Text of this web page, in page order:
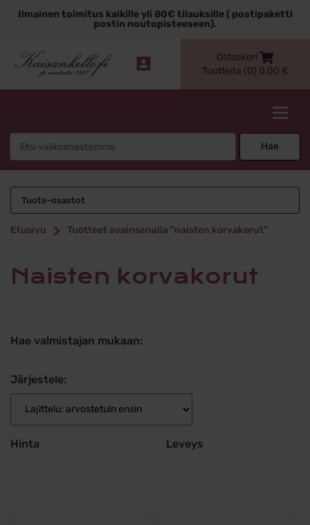
sisältöönIlmainen toimitus kaikille yli 80€ tilauksille ( postipaketti
postin noutopisteeseen).
Ostoskori
Tuotteita (0) 0,00 €
Hae
naisten korvakorut
Tuote-osastot
Etusivu Tuotteet avainsanalla “naisten korvakorut”
naisten korvakorut
Hae valmistajan mukaan:
Järjestele:
Hinta Leveys